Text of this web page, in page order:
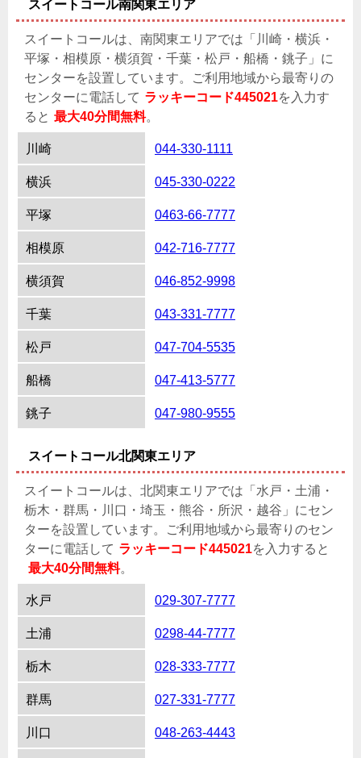
スイートコール南関東エリア
スイートコールは、南関東エリアでは「川崎・横浜・
平塚・相模原・横須賀・千葉・松戸・船橋・銚子」に
センターを設置しています。ご利用地域から最寄りの
センターに電話して ラッキーコード445021を入力す
ると 最大40分間無料。
川崎 044-330-1111
横浜 045-330-0222
平塚 0463-66-7777
相模原 042-716-7777
横須賀 046-852-9998
千葉 043-331-7777
松戸 047-704-5535
船橋 047-413-5777
銚子 047-980-9555
スイートコール北関東エリア
スイートコールは、北関東エリアでは「水戸・土浦・
栃木・群馬・川口・埼玉・熊谷・所沢・越谷」にセン
ターを設置しています。ご利用地域から最寄りのセン
ターに電話して ラッキーコード445021を入力すると
最大40分間無料。
水戸 029-307-7777
土浦 0298-44-7777
栃木 028-333-7777
群馬 027-331-7777
川口 048-263-4443